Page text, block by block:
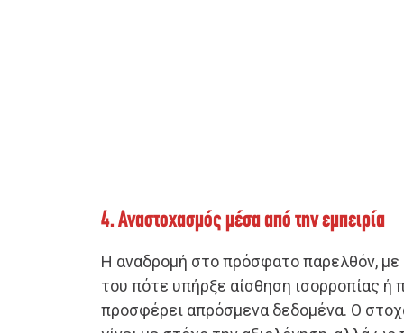
4. Αναστοχασμός μέσα από την εμπειρία
Η αναδρομή στο πρόσφατο παρελθόν,
του πότε υπήρξε αίσθηση ισορροπίας ή
προσφέρει απρόσμενα δεδομένα. Ο